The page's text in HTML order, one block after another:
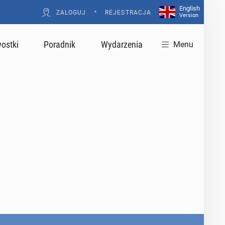
ZALOGUJ • REJESTRACJA
English
Version
Poradnik Wydarzenia Menu